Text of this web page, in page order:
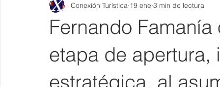
Fernando
etapa de apertura,
estratégica, al
Conexión Turística 19 ene 3 min de lectura